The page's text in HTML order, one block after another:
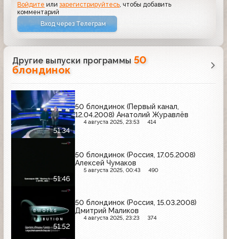
Войдите илизарегистрируйтесь, чтобы добавить
комментарий
Вход через Телеграм
Другие выпуски программы 50
блондинок
51:34
50 блондинок (Первый канал,
12.04.2008) Анатолий Журавлёв
4 августа 2025, 23:53 414
51:46
50 блондинок (Россия, 17.05.2008)
Алексей Чумаков
5 августа 2025, 00:43 490
51:52
50 блондинок (Россия, 15.03.2008)
Дмитрий Маликов
4 августа 2025, 23:23 374